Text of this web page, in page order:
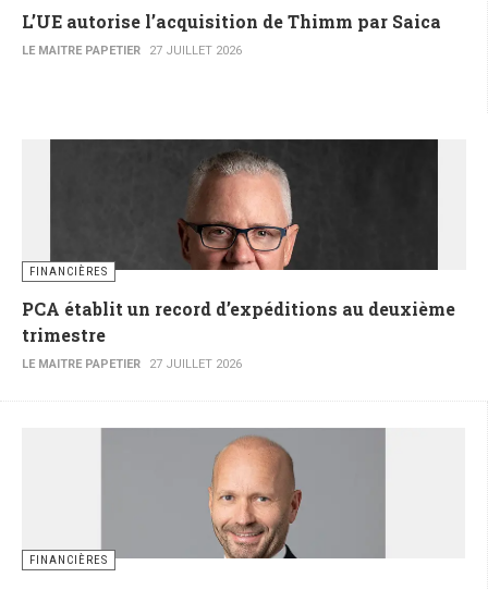
L’UE autorise l’acquisition de Thimm par Saica
LE MAITRE PAPETIER 27 JUILLET 2026
FINANCIÈRES
PCA établit un record d’expéditions au deuxième
trimestre
LE MAITRE PAPETIER 27 JUILLET 2026
FINANCIÈRES